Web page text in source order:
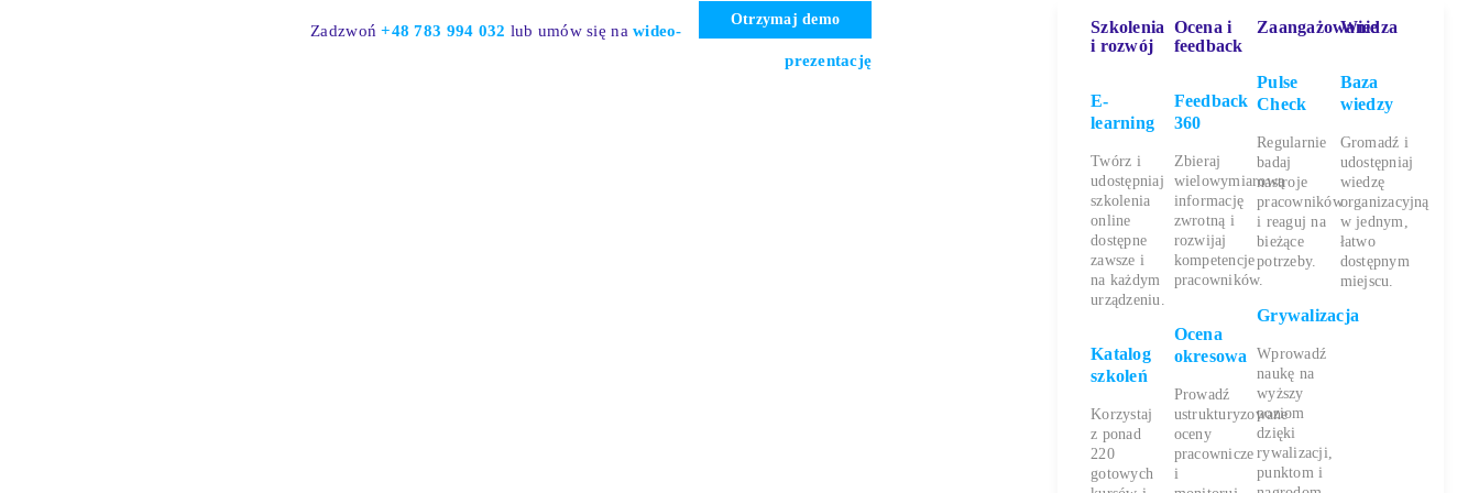
Otrzymaj demo
Zadzwoń+48783 994 032 lub umów się nawideo-
prezentację
Szkolenia
i rozwój
E-
learning
Twórz i
udostępniaj
szkolenia
online
dostępne
zawsze i
na każdym
urządzeniu.
Katalog
szkoleń
Korzystaj
z ponad
220
gotowych
Ocena i
feedback
Feedback
360
Zbieraj
wielowymiarową
informację
zwrotną i
rozwijaj
kompetencje
pracowników.
Ocena
okresowa
Prowadź
ustrukturyzowane
oceny
pracownicze
i
Zaangażowanie
Pulse
Check
Regularnie
badaj
nastroje
pracowników
i reaguj na
bieżące
potrzeby.
Grywalizacja
Wprowadź
naukę na
wyższy
poziom
dzięki
rywalizacji,
punktom i
Wiedza
Baza
wiedzy
Gromadź i
udostępniaj
wiedzę
organizacyjną
w jednym,
łatwo
dostępnym
miejscu.